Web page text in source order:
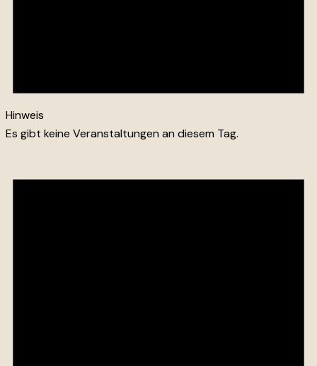
Hinweis
Es gibt keine Veranstaltungen an diesem Tag.